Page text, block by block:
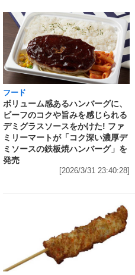
フード
ボリューム感あるハンバーグに、
ビーフのコクや旨みを感じられる
デミグラスソースをかけた! ファ
ミリーマートが「コク深い濃厚デ
ミソースの鉄板焼ハンバーグ」を
発売
[2026/3/31 23:40:28]